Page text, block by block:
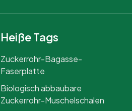
Heiße Tags
Zuckerrohr-Bagasse-
Faserplatte
Biologisch abbaubare
Zuckerrohr-Muschelschalen